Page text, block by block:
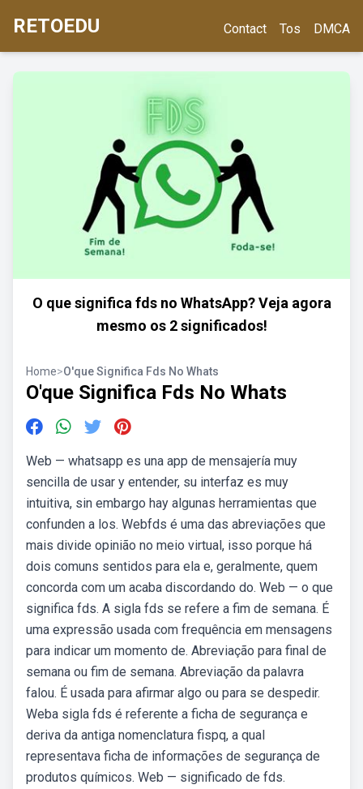
RETOEDU Contact Tos DMCA
O que significa fds no WhatsApp? Veja agora
mesmo os 2 significados!
Home>O'que Significa Fds No Whats
O'que Significa Fds No Whats
Web — whatsapp es una app de mensajería muy
sencilla de usar y entender, su interfaz es muy
intuitiva, sin embargo hay algunas herramientas que
confunden a los. Webfds é uma das abreviações que
mais divide opinião no meio virtual, isso porque há
dois comuns sentidos para ela e, geralmente, quem
concorda com um acaba discordando do. Web — o que
significa fds. A sigla fds se refere a fim de semana. É
uma expressão usada com frequência em mensagens
para indicar um momento de. Abreviação para final de
semana ou fim de semana. Abreviação da palavra
falou. É usada para afirmar algo ou para se despedir.
Weba sigla fds é referente a ficha de segurança e
deriva da antiga nomenclatura fispq, a qual
representava ficha de informações de segurança de
produtos químicos. Web — significado de fds.